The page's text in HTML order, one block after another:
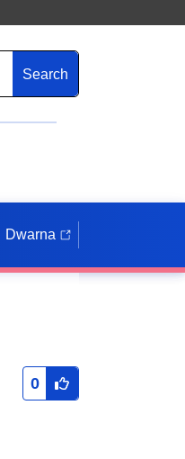
Search
Dwarna
0